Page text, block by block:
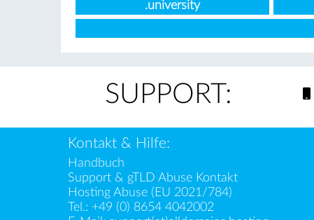
.university
SUPPORT:
Kontakt & Hilfe:
Handbuch
Support & gTLD Abuse Kontakt
Hosting Abuse (EU 2021/784)
Tel.: +49 (0) 8654 4042002